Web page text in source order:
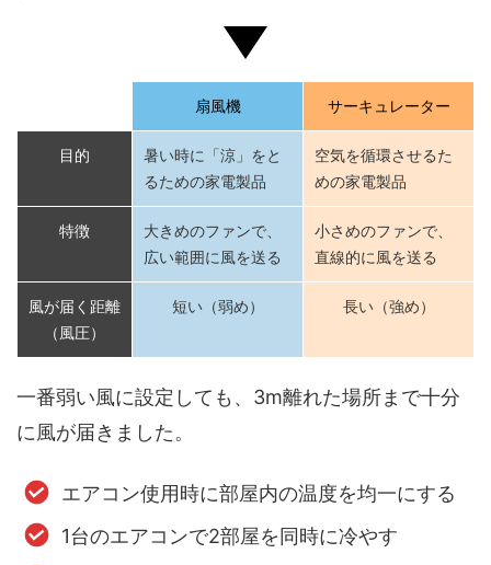
扇風機 サーキュレーター
目的
暑い時に「涼」をと
るための家電製品
空気を循環させるた
めの家電製品
特徴
大きめのファンで、
広い範囲に風を送る
小さめのファンで、
直線的に風を送る
風が届く距離
（風圧）
短い（弱め） 長い（強め）
一番弱い風に設定しても、3m離れた場所まで十分
に風が届きました。
エアコン使用時に部屋内の温度を均一にする
1台のエアコンで2部屋を同時に冷やす